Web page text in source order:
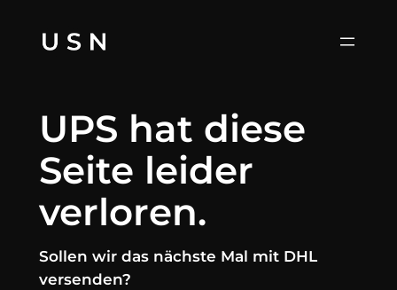
Inhalt
UPS hat diese
Seite leider
verloren.
Sollen wir das nächste Mal mit DHL
versenden?